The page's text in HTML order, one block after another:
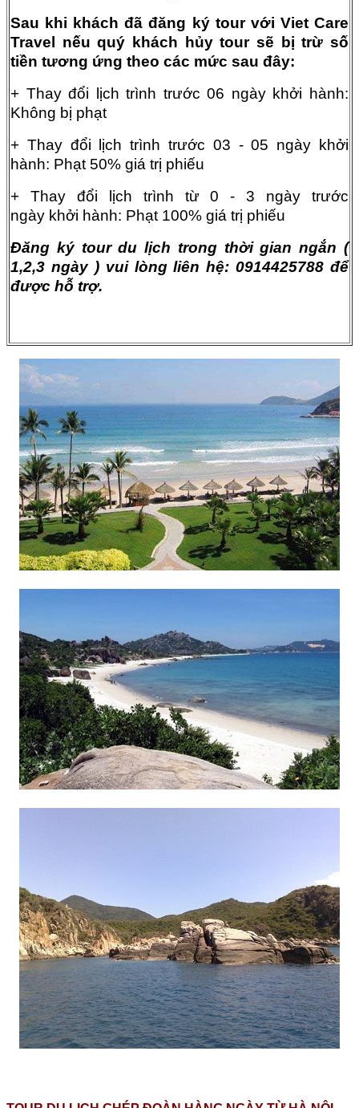
Sau khi khách đã đăng ký tour với Viet Care
Travel nếu quý khách hủy tour sẽ bị trừ số
tiền tương ứng theo các mức sau đây:
+ Thay đổi lịch trình trước 06 ngày khởi hành:
Không bị phạt
+ Thay đổi lịch trình trước 03 - 05 ngày khởi
hành: Phạt 50% giá trị phiếu
+ Thay đổi lịch trình từ 0 - 3 ngày trước
ngày khởi hành: Phạt 100% giá trị phiếu
Đăng ký tour du lịch trong thời gian ngắn (
1,2,3 ngày ) vui lòng liên hệ: 0914425788 để
được hỗ trợ.